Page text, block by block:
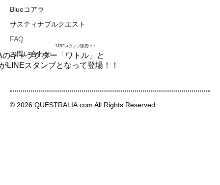
© 2026 QUESTRALIA.com All Rights Reserved.
キャラクター「ワトル」と
​LINEスタンプとなって登場！！
LINEスタンプ販売中！
Blueコアラ
サスティナブルクエスト
FAQ
お問い合わせ